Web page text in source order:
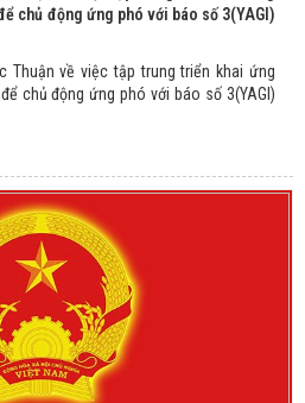
chủ động ứng phó với báo số 3(YAGI)
Thuận về việc tập trung triển khai ứng
chủ động ứng phó với báo số 3(YAGI)